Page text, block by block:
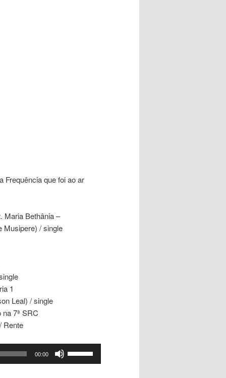
Frequência que foi ao ar
Maria Bethânia –
Musipere) / single
1
Leal) / single
7ª SRC
Rente
00:00